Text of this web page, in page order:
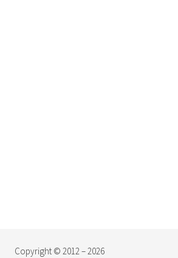
Copyright © 2012 – 2026